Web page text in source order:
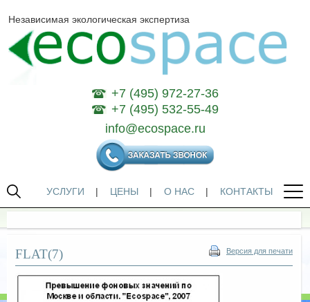
Независимая экологическая экспертиза
+7 (495) 972-27-36
+7 (495) 532-55-49
info@ecospace.ru
УСЛУГИ | ЦЕНЫ | О НАС | КОНТАКТЫ
Версия для печати
FLAT(7)